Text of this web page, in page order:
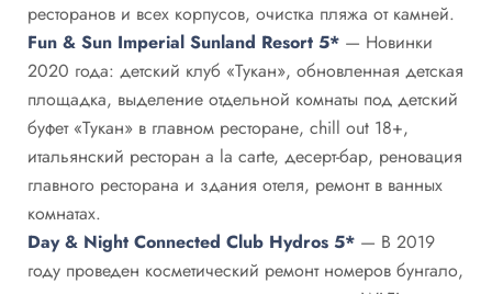
ресторанов и всех корпусов, очистка пляжа от камней.
Fun & Sun Imperial Sunland Resort 5* — Новинки
2020 года: детский клуб «Тукан», обновленная детская
площадка, выделение отдельной комнаты под детский
буфет «Тукан» в главном ресторане, chill out 18+,
итальянский ресторан a la carte, десерт-бар, реновация
главного ресторана и здания отеля, ремонт в ванных
комнатах.
Day & Night Connected Club Hydros 5* — В 2019
году проведен косметический ремонт номеров бунгало,